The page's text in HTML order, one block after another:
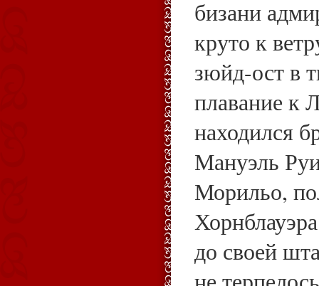
бизани
круто к
зюйд-ост в
плавание к
находился
Мануэль
Морильо,
до своей